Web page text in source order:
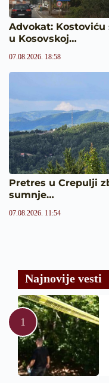
Advokat: Kostoviću
u Kosovskoj…
07.08.2026. 18:58
Pretres u Crepulji
sumnje…
07.08.2026. 11:54
Najnovije vesti